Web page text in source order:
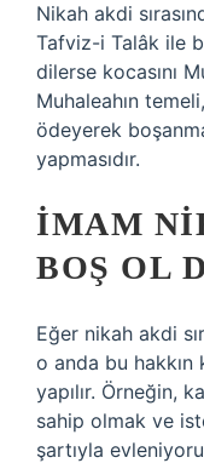
Nikah akdi
Tafviz-i Talâk ile
dilerse kocasını
Muhaleahın
ödeyerek
yapmasıdır.
İMAM
BOŞ OL
Eğer nikah akdi
o anda bu
yapılır. Örneğin,
sahip olmak ve
şartıyla